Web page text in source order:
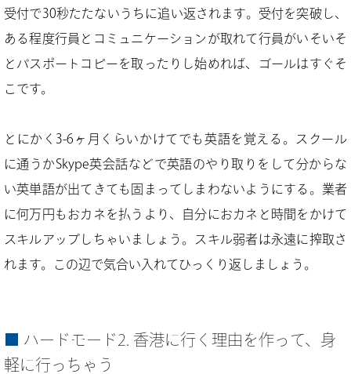
受付で30秒たたないうちに追い返されます。受付を突破し、
ある程度行員とコミュニケーションが取れて行員がいそいそ
とパスポートコピーを取ったりし始めれば、ゴールはすぐそ
こです。
とにかく3-6ヶ月くらいかけてでも英語を覚える。スクール
に通うかSkype英会話などで英語のやり取りをして分からな
い英単語が出てきても固まってしまわないようにする。業者
に何万円もおカネを払うより、自分におカネと時間をかけて
スキルアップしちゃいましょう。スキル弱者は永遠に搾取さ
れます。この辺で気合い入れてひっくり返しましょう。
ハードモード2. 香港に行く理由を作って、身
軽に行っちゃう